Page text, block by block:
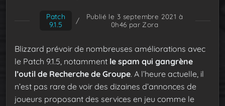
Patch
9.1.5
/
Publié le 3 septembre 2021 à
0h46 par Zora
Blizzard prévoir de nombreuses améliorations avec
le Patch 9.1.5, notamment le spam qui gangrène
l’outil de Recherche de Groupe. A l’heure actuelle, il
n’est pas rare de voir des dizaines d’annonces de
joueurs proposant des services en jeu comme le